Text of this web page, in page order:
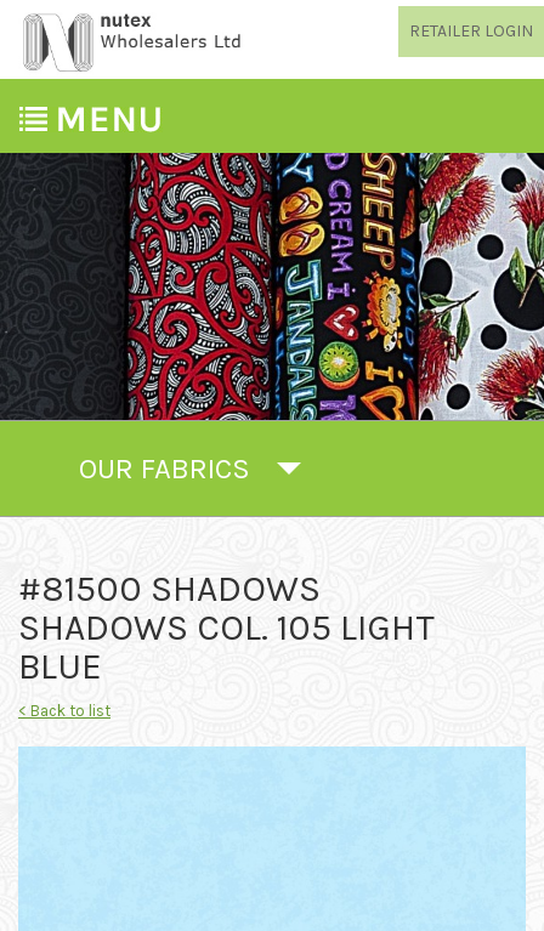
RETAILER LOGIN
OUR FABRICS
#81500 SHADOWS
SHADOWS COL. 105 LIGHT
BLUE
< Back to list